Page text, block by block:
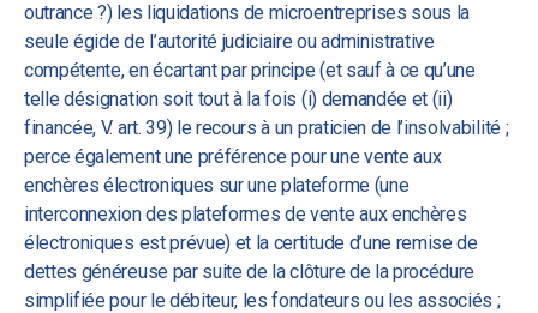
outrance ?) les liquidations de microentreprises sous la
seule égide de l’autorité judiciaire ou administrative
compétente, en écartant par principe (et sauf à ce qu’une
telle désignation soit tout à la fois (i) demandée et (ii)
financée, V. art. 39) le recours à un praticien de l’insolvabilité ;
perce également une préférence pour une vente aux
enchères électroniques sur une plateforme (une
interconnexion des plateformes de vente aux enchères
électroniques est prévue) et la certitude d’une remise de
dettes généreuse par suite de la clôture de la procédure
simplifiée pour le débiteur, les fondateurs ou les associés ;